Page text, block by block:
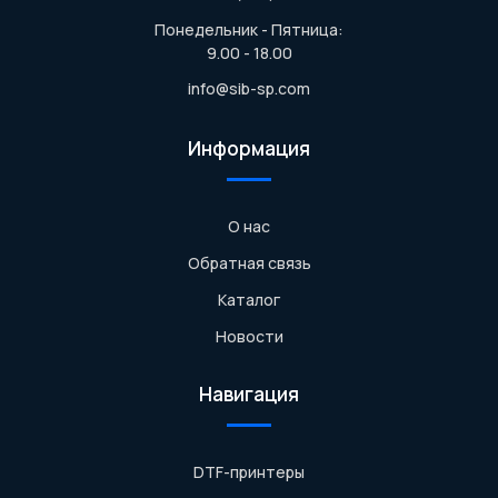
Понедельник - Пятница:
9.00 - 18.00
info@sib-sp.com
Информация
О нас
Обратная связь
Каталог
Новости
Навигация
DTF-принтеры